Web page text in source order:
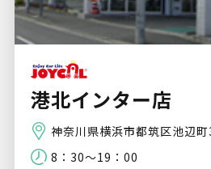
港北インター店
神奈川県横浜市都筑区池辺
8：30～19：00